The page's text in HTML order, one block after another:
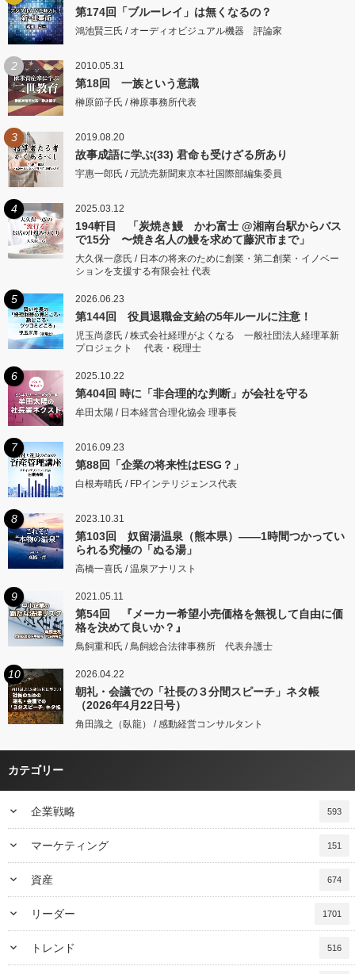
第174回「ブルーレイ」は無くなるの？
鴻池賢三氏 / オーディオビジュアル機器 評論家
2 2010.05.31
第18回 一族という意識
榊原節子氏 / 榊原事務所代表
3 2019.08.20
故事成語に学ぶ(33) 君命も受けざる所あり
宇惠一郎氏 / 元読売新聞東京本社国際部編集委員
4 2025.03.12
194軒目 「炭焼き鰻 かわ富士 @湘南台駅からバス
で15分 〜焼き名人の鰻を求めて藤沢市まで」
大久保一彦氏 / 日本の将来のために創業・第二創業・イノベー
ションを支援する有限会社 代表
5 2026.06.23
第144回 役員退職金支給の5年ルールに注意！
児玉尚彦氏 / 株式会社経理がよくなる 一般社団法人経理革新
プロジェクト 代表・税理士
6 2025.10.22
第404回 時に「非合理的な判断」が会社を守る
牟田太陽 / 日本経営合理化協会 理事長
7 2016.09.23
第88回「企業の将来性はESG？」
白根寿晴氏 / FPインテリジェンス代表
8 2023.10.31
第103回 奴留湯温泉（熊本県）――1時間つかってい
られる究極の「ぬる湯」
高橋一喜氏 / 温泉アナリスト
9 2021.05.11
第54回 『メーカー希望小売価格を無視して自由に価
格を決めて良いか？』
鳥飼重和氏 / 鳥飼総合法律事務所 代表弁護士
10 2026.04.22
朝礼・会議での「社長の３分間スピーチ」ネタ帳
（2026年4月22日号）
角田識之（臥龍） / 感動経営コンサルタント
カテゴリー
keyboard_arrow_down 企業戦略 593
keyboard_arrow_down マーケティング 151
keyboard_arrow_down 資産 674
keyboard_arrow_down リーダー 1701
keyboard_arrow_down トレンド 516